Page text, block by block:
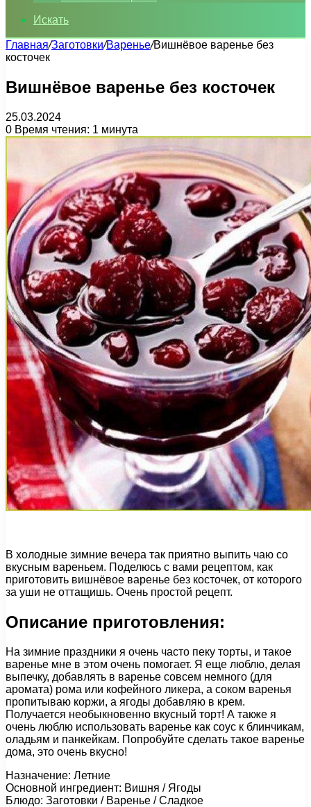
Искать
Главная/Заготовки/Варенье/Вишнёвое варенье без
косточек
Вишнёвое варенье без косточек
25.03.2024
0 Время чтения: 1 минута
В холодные зимние вечера так приятно выпить чаю со
вкусным вареньем. Поделюсь с вами рецептом, как
приготовить вишнёвое варенье без косточек, от которого
за уши не оттащишь. Очень простой рецепт.
Описание приготовления:
На зимние праздники я очень часто пеку торты, и такое
варенье мне в этом очень помогает. Я еще люблю, делая
выпечку, добавлять в варенье совсем немного (для
аромата) рома или кофейного ликера, а соком варенья
пропитываю коржи, а ягоды добавляю в крем.
Получается необыкновенно вкусный торт! А также я
очень люблю использовать варенье как соус к блинчикам,
оладьям и панкейкам. Попробуйте сделать такое варенье
дома, это очень вкусно!
Назначение: Летние
Основной ингредиент: Вишня / Ягоды
Блюдо: Заготовки / Варенье / Сладкое